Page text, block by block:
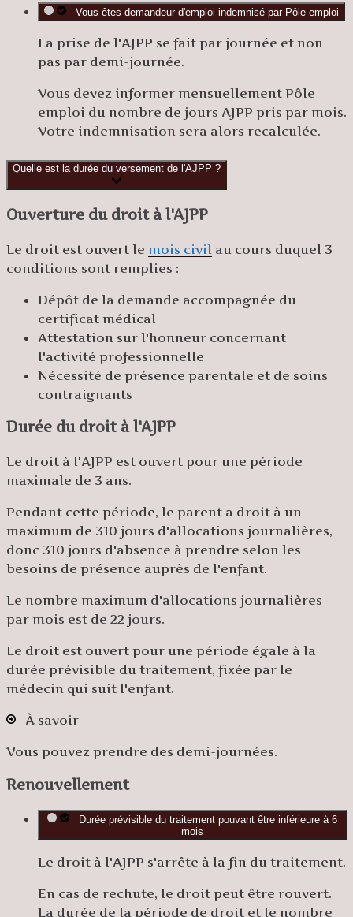
Vous êtes demandeur d'emploi indemnisé par Pôle emploi
La prise de l'AJPP se fait par journée et non
pas par demi-journée.
Vous devez informer mensuellement Pôle
emploi du nombre de jours AJPP pris par mois.
Votre indemnisation sera alors recalculée.
Quelle est la durée du versement de l'AJPP ?
Ouverture du droit à l'AJPP
Le droit est ouvert le mois civil au cours duquel 3
conditions sont remplies :
Dépôt de la demande accompagnée du
certificat médical
Attestation sur l'honneur concernant
l'activité professionnelle
Nécessité de présence parentale et de soins
contraignants
Durée du droit à l'AJPP
Le droit à l'AJPP est ouvert pour une période
maximale de 3 ans.
Pendant cette période, le parent a droit à un
maximum de 310 jours d'allocations journalières,
donc 310 jours d'absence à prendre selon les
besoins de présence auprès de l'enfant.
Le nombre maximum d'allocations journalières
par mois est de 22 jours.
Le droit est ouvert pour une période égale à la
durée prévisible du traitement, fixée par le
médecin qui suit l'enfant.
À savoir
Vous pouvez prendre des demi-journées.
Renouvellement
Durée prévisible du traitement pouvant être inférieure à 6
mois
Le droit à l'AJPP s'arrête à la fin du traitement.
En cas de rechute, le droit peut être rouvert.
La durée de la période de droit et le nombre